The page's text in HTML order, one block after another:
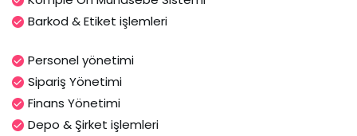
Barkod & Etiket işlemleri
Personel yönetimi
Sipariş Yönetimi
Finans Yönetimi
Depo & Şirket işlemleri